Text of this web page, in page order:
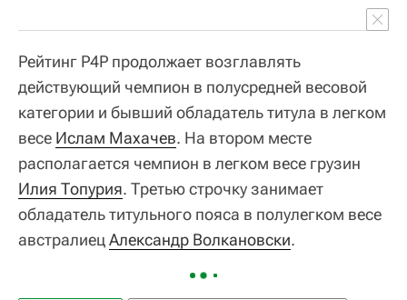
Рейтинг P4P продолжает возглавлять
действующий чемпион в полусредней весовой
категории и бывший обладатель титула в легком
весе Ислам Махачев. На втором месте
располагается чемпион в легком весе грузин
Илия Топурия. Третью строчку занимает
обладатель титульного пояса в полулегком весе
австралиецАлександр Волкановски.